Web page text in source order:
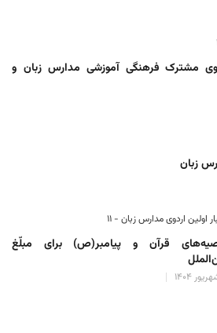
مشترک فرهنگی آموزشی مدارس زبان و
زبان
اولین اردوی مدارس زبان - ۱۱
قرآن و پیامبر(ص) برای مبلّغ